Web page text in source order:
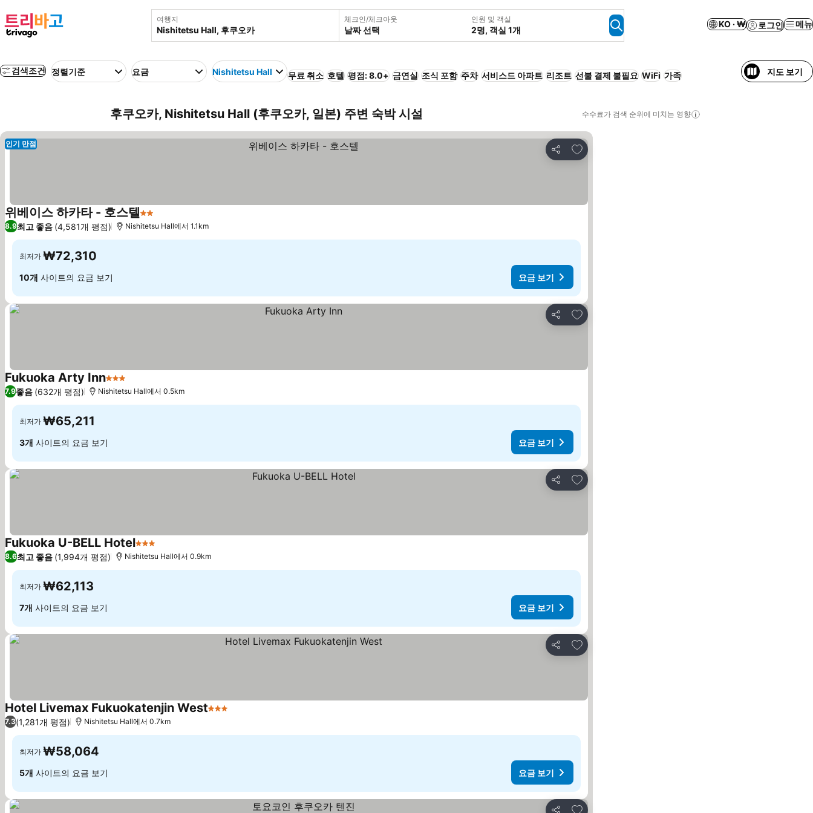
여행지 체크인/체크아웃
날짜 선택
인원 및 객실
2명, 객실 1개
KO · ₩ 로그인 메뉴
검색조건 정렬기준 요금 Nishitetsu Hall 무료 취소 호텔 평점: 8.0+ 금연실 조식 포함 주차 서비스드 아파트 리조트 선불 결제 불필요 WiFi 가족 지도 보기
후쿠오카, Nishitetsu Hall (후쿠오카, 일본) 주변 숙박 시설 수수료가 검색 순위에 미치는 영향
공유
즐겨찾기에 추가
인기 만점
위베이스 하카타 - 호스텔2 성급
8.9최고 좋음 (4,581개 평점) Nishitetsu Hall에서 1.1km
최저가 ₩72,310
10개 사이트의 요금 보기 요금 보기
공유
즐겨찾기에 추가
Fukuoka Arty Inn3 성급
7.9좋음 (632개 평점) Nishitetsu Hall에서 0.5km
최저가 ₩65,211
3개 사이트의 요금 보기 요금 보기
공유
즐겨찾기에 추가
Fukuoka U-BELL Hotel3 성급
8.6최고 좋음 (1,994개 평점) Nishitetsu Hall에서 0.9km
최저가 ₩62,113
7개 사이트의 요금 보기 요금 보기
공유
즐겨찾기에 추가
Hotel Livemax Fukuokatenjin West3 성급
7.3(1,281개 평점) Nishitetsu Hall에서 0.7km
최저가 ₩58,064
5개 사이트의 요금 보기 요금 보기
즐겨찾기에 추가